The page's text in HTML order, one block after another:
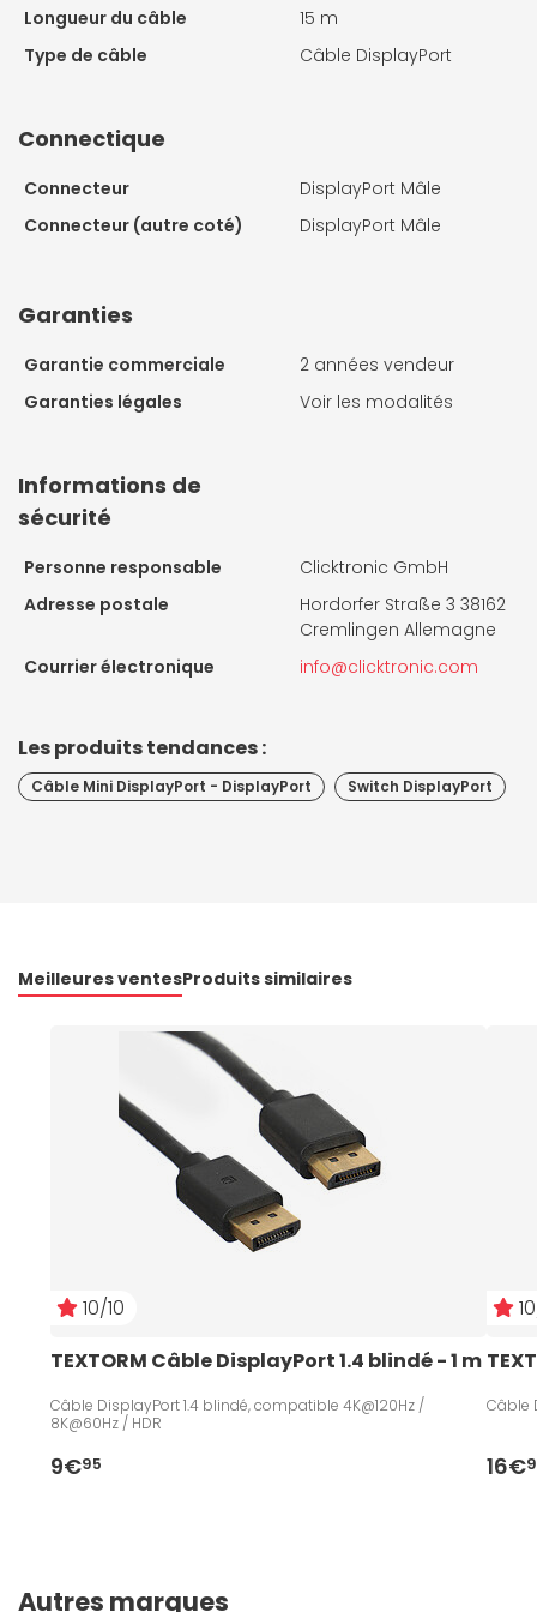
Longueur du câble
15 m
Type de câble
Câble DisplayPort
Connectique
Connecteur
DisplayPort Mâle
Connecteur (autre coté)
DisplayPort Mâle
Garanties
Garantie commerciale
2 années vendeur
Garanties légales
Voir les modalités
Informations de
sécurité
Personne responsable
Clicktronic GmbH
Adresse postale
Hordorfer Straße 3 38162
Cremlingen Allemagne
Courrier électronique
info@clicktronic.com
Les produits tendances :
Câble Mini DisplayPort - DisplayPort Switch DisplayPort
Meilleures ventesProduits similaires
10/10
TEXTORM Câble DisplayPort 1.4 blindé - 1 m
Câble DisplayPort 1.4 blindé, compatible 4K@120Hz /
8K@60Hz / HDR
9€95
Câble
16€
Autres marques